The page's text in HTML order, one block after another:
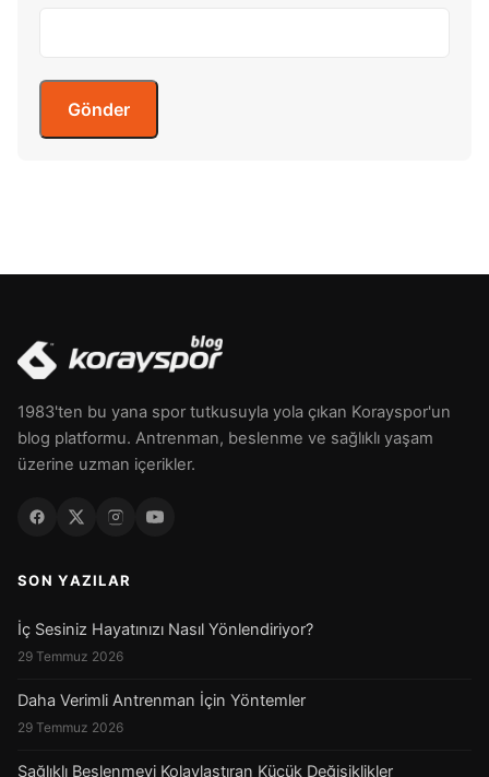
1983'ten bu yana spor tutkusuyla yola çıkan Korayspor'un
blog platformu. Antrenman, beslenme ve sağlıklı yaşam
üzerine uzman içerikler.
SON YAZILAR
İç Sesiniz Hayatınızı Nasıl Yönlendiriyor?
29 Temmuz 2026
Daha Verimli Antrenman İçin Yöntemler
29 Temmuz 2026
Sağlıklı Beslenmeyi Kolaylaştıran Küçük Değişiklikler